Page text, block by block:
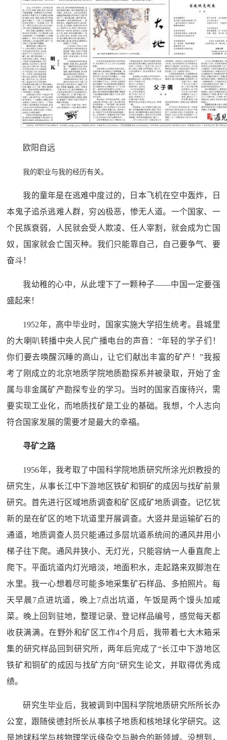
欧阳自远
我的职业与我的经历有关。
我的童年是在逃难中度过的，日本飞机在空中轰炸，日
本鬼子追杀逃难人群，穷凶极恶，惨无人道。一个国家、一
个民族衰弱，人民就会受人欺凌、任人宰割，就会成为亡国
奴，国家就会亡国灭种。我们只能靠自己，自己要争气、要
奋斗！
我幼稚的心中，从此埋下了一颗种子——中国一定要强
盛起来！
1952年，高中毕业时，国家实施大学招生统考。县城里
的大喇叭转播中央人民广播电台的声音：“年轻的学子们！
你们要去唤醒沉睡的高山，让它们献出丰富的矿产！”我报
考了刚成立的北京地质学院地质勘探系并被录取，开始了金
属与非金属矿产勘探专业的学习。当时的国家百废待兴，需
要实现工业化，而地质找矿是工业的基础。我想，个人志向
符合国家发展的需要才是最大的幸福。
寻矿之路
1956年，我考取了中国科学院地质研究所涂光炽教授的
研究生，从事长江中下游地区铁矿和铜矿的成因与找矿前景
研究。首先进行区域地质调查和矿区成矿地质调查。记忆犹
新的是在矿区的地下坑道里开展调查。大竖井是运输矿石的
通道，地质调查人员只能通过多层坑道系统间的通风井用小
梯子往下爬。通风井狭小、无灯光，只能容纳一人垂直爬上
爬下。平面坑道内灯光暗淡，地面积水，走起路来双脚泡在
水里。我一心想着尽可能多地采集矿石样品、多拍照片。每
天早晨7点进坑道，晚上7点出坑道，午饭是两个馒头加咸
菜。晚上回到驻地，整理记录、登记样品编号，感觉每天都
收获满满。在野外和矿区工作4个月后，我带着七大木箱采
集的研究样品回到研究所，两年后完成了“长江中下游地区
铁矿和铜矿的成因与找矿方向”研究生论文，并取得优秀成
绩。
研究生毕业后，我被调到中国科学院地质研究所所长办
公室，跟随侯德封所长从事核子地质和核地球化学研究。这
是地球科学与核物理学远缘杂交与融合的新领域。没想到，